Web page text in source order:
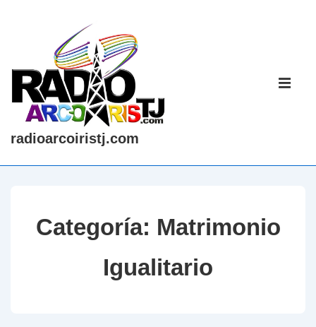
contenido
principal
radioarcoiristj.com
Categoría: Matrimonio
Igualitario